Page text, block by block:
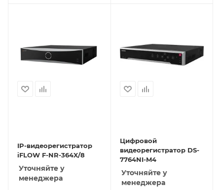
IP-видеорегистратор
iFLOW F-NR-364X/8
Уточняйте у
менеджера
Цифровой
видеорегистратор DS-
7764NI-M4
Уточняйте у
менеджера